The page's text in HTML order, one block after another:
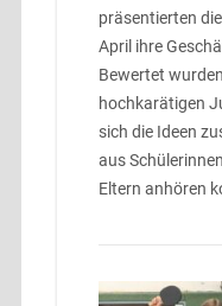
präsentierten
April ihre
Bewertet
hochkarätigen
sich die Ideen
aus
Eltern anhören